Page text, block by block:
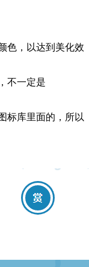
色，以达到美化效
不一定是
标库里面的，所以